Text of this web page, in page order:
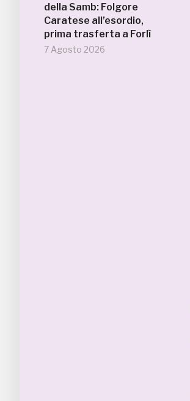
della Samb: Folgore
Caratese all’esordio,
prima trasferta a Forlì
7 Agosto 2026